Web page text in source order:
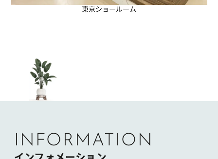
東京ショールーム
INFORMATION